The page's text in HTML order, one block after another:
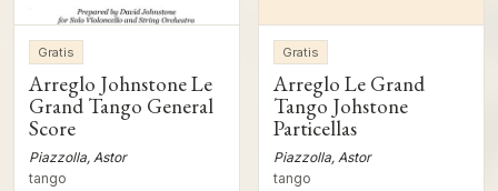
Gratis
Arreglo Johnstone Le
Grand Tango General
Score
Piazzolla, Astor
tango
Gratis
Arreglo Le Grand
Tango Johstone
Particellas
Piazzolla, Astor
tango